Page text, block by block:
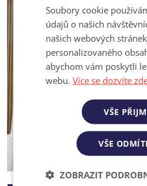
Soubory cookie
údajů o našich
našich webových
personalizovaného
abychom vám poskytli
webu. Více se dozvíte
VŠE
VŠE
ZOBRAZIT